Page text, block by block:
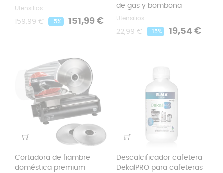
Utensilios
Precio
159,99 € -5% Precio
151,99 €
de gas y bombona
Utensilios
Precio
22,99 € -15% Precio
19,54 €
Cortadora de fiambre
doméstica premium
Descalcificador cafetera
DekalPRO para cafeteras